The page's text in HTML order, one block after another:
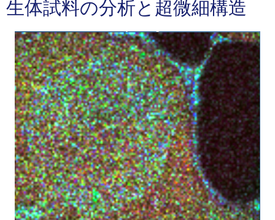
生体試料の分析と超微細構造